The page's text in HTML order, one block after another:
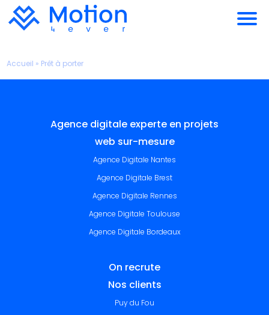
Accueil » Prêt à porter
Agence digitale experte en projets
web sur-mesure
Agence Digitale Nantes
Agence Digitale Brest
Agence Digitale Rennes
Agence Digitale Toulouse
Agence Digitale Bordeaux
On recrute
Nos clients
Puy du Fou